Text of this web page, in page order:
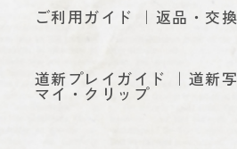
ご利用ガイド 返品・交
道新プレイガイド 道新
マイ・クリップ